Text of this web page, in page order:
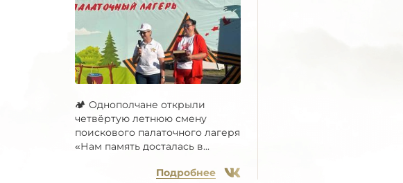
🏕 Однополчане открыли
четвёртую летнюю смену
поискового палаточного лагеря
«Нам память досталась в...
Подробнее